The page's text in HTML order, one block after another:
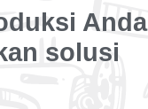
Anda
solusi